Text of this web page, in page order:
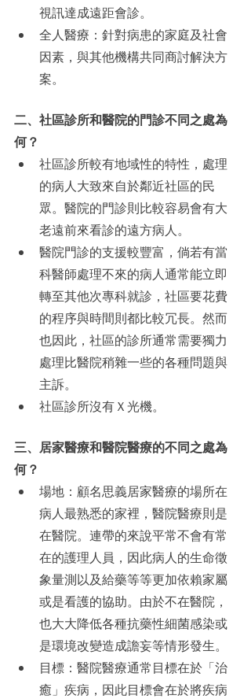
視訊達成遠距會診。
全人醫療：針對病患的家庭及社會
因素，與其他機構共同商討解決方
案。
二、社區診所和醫院的門診不同之處為
何？
社區診所較有地域性的特性，處理
的病人大致來自於鄰近社區的民
眾。醫院的門診則比較容易會有大
老遠前來看診的遠方病人。
醫院門診的支援較豐富，倘若有當
科醫師處理不來的病人通常能立即
轉至其他次專科就診，社區要花費
的程序與時間則都比較冗長。然而
也因此，社區的診所通常需要獨力
處理比醫院稍雜一些的各種問題與
主訴。
社區診所沒有Ｘ光機。
三、居家醫療和醫院醫療的不同之處為
何？
場地：顧名思義居家醫療的場所在
病人最熟悉的家裡，醫院醫療則是
在醫院。連帶的來說平常不會有常
在的護理人員，因此病人的生命徵
象量測以及給藥等等更加依賴家屬
或是看護的協助。由於不在醫院，
也大大降低各種抗藥性細菌感染或
是環境改變造成譫妄等情形發生。
目標：醫院醫療通常目標在於「治
癒」疾病，因此目標會在於將疾病